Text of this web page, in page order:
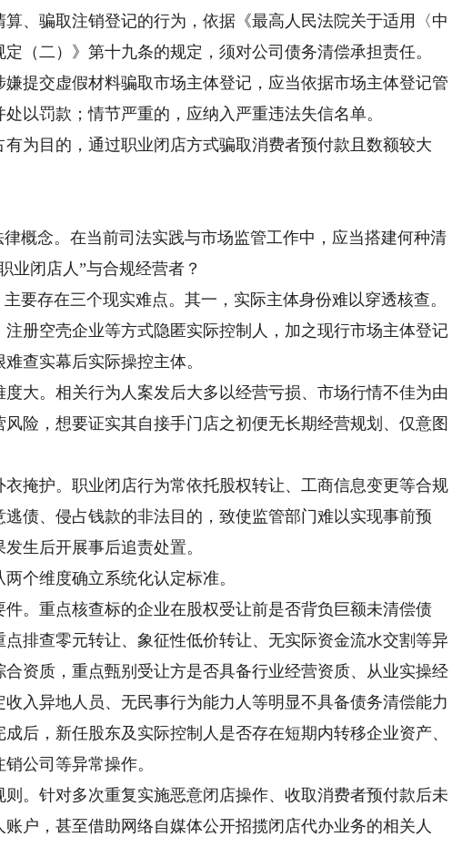
、骗取注销登记的行为，依据《最高人民法院关于适用〈中
（二）》第十九条的规定，须对公司债务清偿承担责任。
交虚假材料骗取市场主体登记，应当依据市场主体登记管
以罚款；情节严重的，应纳入严重违法失信名单。
目的，通过职业闭店方式骗取消费者预付款且数额较大
念。在当前司法实践与市场监管工作中，应当搭建何种清
业闭店人”与合规经营者？
存在三个现实难点。其一，实际主体身份难以穿透核查。
册空壳企业等方式隐匿实际控制人，加之现行市场主体登记
查实幕后实际操控主体。
。相关行为人案发后大多以经营亏损、市场行情不佳为由
险，想要证实其自接手门店之初便无长期经营规划、仅意图
护。职业闭店行为常依托股权转让、工商信息变更等合规
债、侵占钱款的非法目的，致使监管部门难以实现事前预
生后开展事后追责处置。
维度确立系统化认定标准。
重点核查标的企业在股权受让前是否背负巨额未清偿债
排查零元转让、象征性低价转让、无实际资金流水交割等异
资质，重点甄别受让方是否具备行业经营资质、从业实操经
入异地人员、无民事行为能力人等明显不具备债务清偿能力
后，新任股东及实际控制人是否存在短期内转移企业资产、
公司等异常操作。
针对多次重复实施恶意闭店操作、收取消费者预付款后未
户，甚至借助网络自媒体公开招揽闭店代办业务的相关人